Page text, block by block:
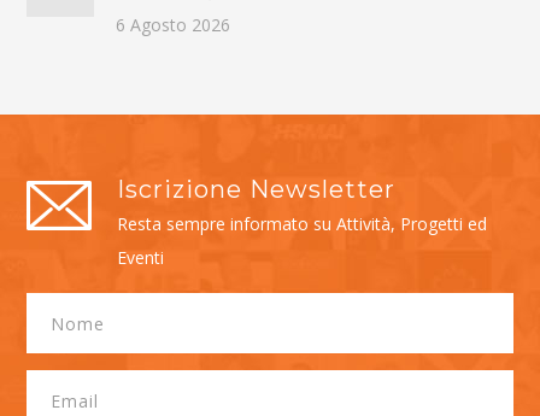
6 Agosto 2026
Iscrizione Newsletter
Resta sempre informato su Attività, Progetti ed
Eventi